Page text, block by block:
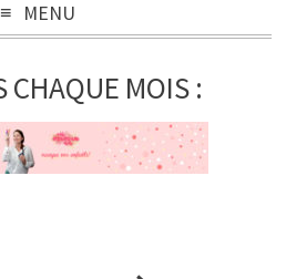
MENU
CHAQUE MOIS :